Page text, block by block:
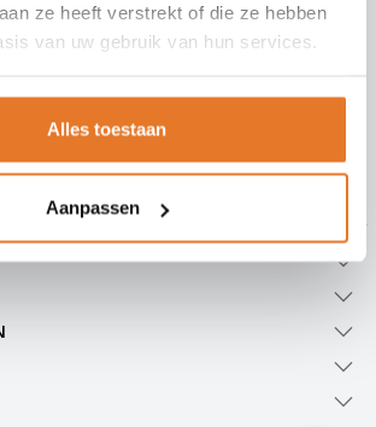
ze heeft verstrekt of die ze hebben
van uw gebruik van hun services.
Alles toestaan
Aanpassen
extra informatie of nieuwe producten
Abonneer